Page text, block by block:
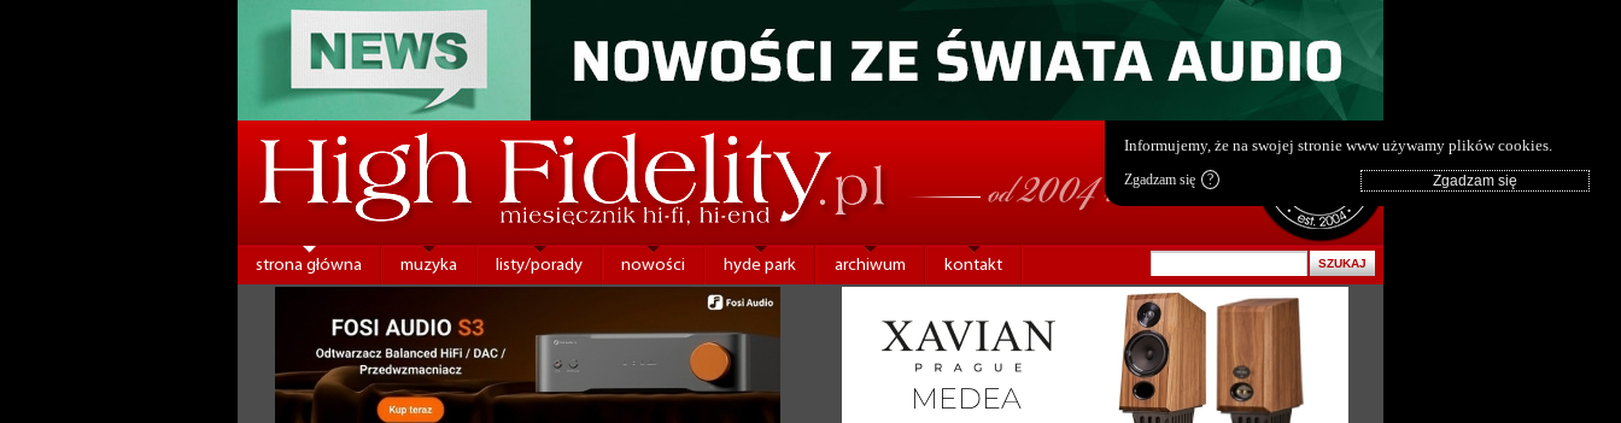
strona główna muzyka listy/porady nowości hyde park archiwum kontakt
Informujemy, że na swojej stronie www używamy plików cookies.
Zgadzam się ?